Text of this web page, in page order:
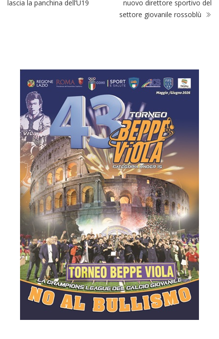
lascia la panchina dell’U19
nuovo direttore sportivo del
settore giovanile rossoblù